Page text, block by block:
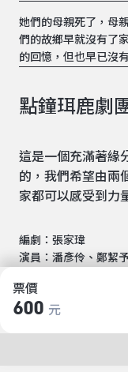
票價
600 元
她們的母親死了，母
們的故鄉早就沒有了
的回憶，但也早已沒
點鐘珥鹿劇團
這是一個充滿著緣
的，我們希望由兩
家都可以感受到力
編劇：張家瑋
演員：潘彥伶、鄭絜